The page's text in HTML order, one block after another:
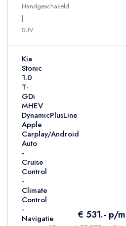
Handgeschakeld
SUV
Kia
Stonic
1.0
T-
GDi
MHEV
DynamicPlusLine
Apple
Carplay/Android
Auto
-
Cruise
Control
-
Climate
Control
-
Navigatie
€ 531.- p/m